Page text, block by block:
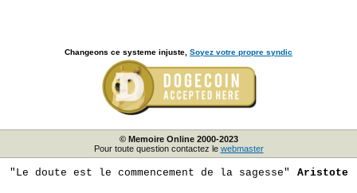
Changeons ce systeme injuste, Soyez votre propre syndic
© Memoire Online 2000-2023
Pour toute question contactez le webmaster
"Le doute est le commencement de la sagesse" Aristote